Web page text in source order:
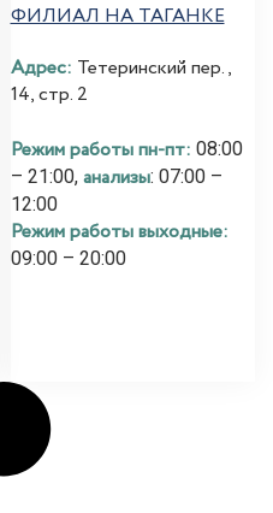
ФИЛИАЛ НА ТАГАНКЕ
Адрес: Тетеринский пер.,
14, стр. 2
Режим работы пн-пт: 08:00
– 21:00, анализы: 07:00 –
12:00
Режим работы выходные:
09:00 – 20:00